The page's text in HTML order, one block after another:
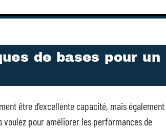
de bases pour un
être d’excellente capacité, mais également
voulez pour améliorer les performances de